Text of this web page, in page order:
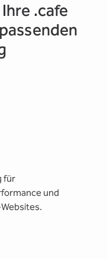
.cafe
für
und